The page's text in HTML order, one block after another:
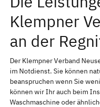
Klempner
an der
Der Klempner Verband
im Notdienst. Sie können
beanspruchen wenn Sie
können wir Ihr auch beim
Waschmaschine oder